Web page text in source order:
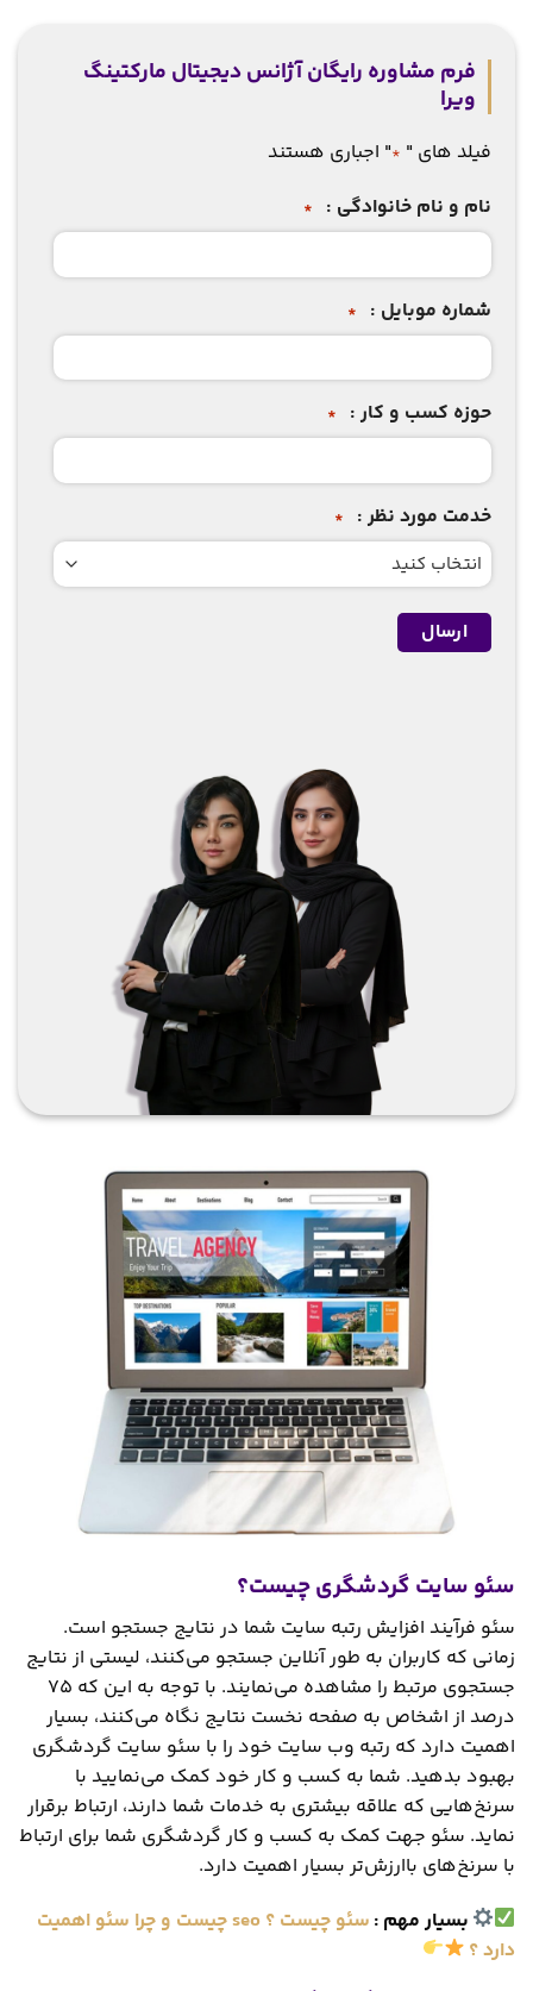
فرم مشاوره رایگان آژانس دیجیتال مارکتینگ
ویرا
فیلد های " *" اجباری هستند
نام و نام خانوادگی :
*
شماره موبایل : *
حوزه کسب و کار : *
خدمت مورد نظر : *
سئو سایت گردشگری چیست؟
سئو فرآیند افزایش رتبه سایت شما در نتایج جستجو است.
زمانی که کاربران به طور آنلاین جستجو می‌کنند، لیستی از نتایج
جستجوی مرتبط را مشاهده می‌نمایند. با توجه به این که 75
درصد از اشخاص به صفحه نخست نتایج نگاه می‌کنند، بسیار
اهمیت دارد که رتبه وب سایت خود را با سئو سایت گردشگری
بهبود بدهید. شما به کسب و کار خود کمک می‌نمایید با
سرنخ‌هایی که علاقه بیشتری به خدمات شما دارند، ارتباط برقرار
نماید. سئو جهت کمک به کسب و کار گردشگری شما برای ارتباط
با سرنخ‌های باارزش‌تر بسیار اهمیت دارد.
بسیار مهم :
سئو چیست ؟ seo چیست و چرا سئو اهمیت
دارد ؟